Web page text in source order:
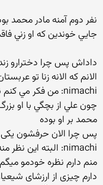
نفر دوم آمنه مادر محمد
جايي خوندين كه او زني
داداش پس چرا دخترارو
الانم که الانه زنا تو
nimachi: من فكر مي كنم نظر هردو يكسان بوده است
چون علي از بچگي با او
محمد بر او بوده
پس چرا الان حرفشون
nimachi: البته اين نظر منه
منم دارم نظره خودمو
دارم چیزی از ارزشای